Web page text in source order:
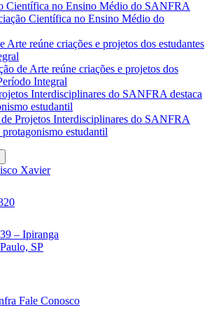
Científica no Ensino Médio do
de Arte reúne criações e projetos dos
Integral
Projetos Interdisciplinares do SANFRA
estudantil
– Ipiranga
SP
Fale Conosco